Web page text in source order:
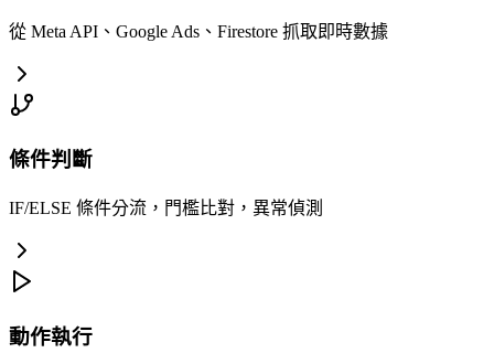
從 Meta API、Google Ads、Firestore 抓取即時數據
條件判斷
IF/ELSE 條件分流，門檻比對，異常偵測
動作執行